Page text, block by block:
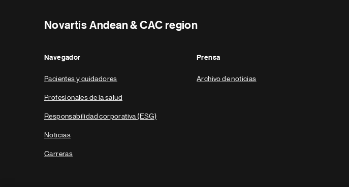
Novartis Andean & CAC region
Navegador
Pacientes y cuidadores
Profesionales de la salud
Responsabilidad corporativa (ESG)
Noticias
Carreras
Prensa
Archivo de noticias